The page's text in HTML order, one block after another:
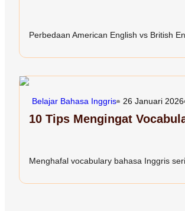
Perbedaan American English vs British
Belajar Bahasa Inggris 26 Januari 2026
10 Tips Mengingat
Menghafal vocabulary bahasa Inggris